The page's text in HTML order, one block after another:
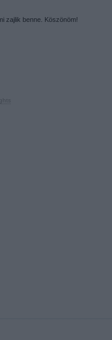
zajlik benne. Köszönöm!